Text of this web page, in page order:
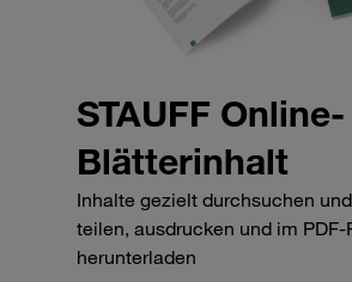
STAUFF Online-
Blätterinhalt
Inhalte gezielt durchsuchen
teilen, ausdrucken und im PDF-
herunterladen